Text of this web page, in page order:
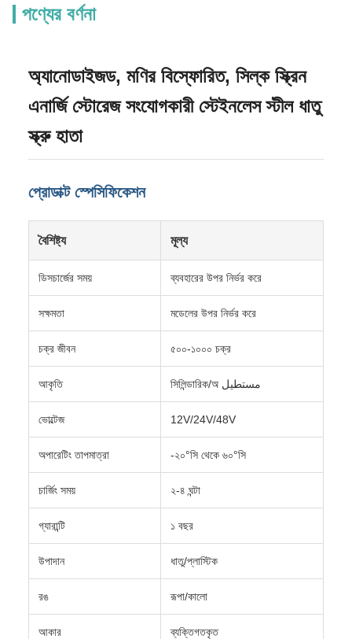
পণ্যের বর্ণনা
অ্যানোডাইজড, মণির বিস্ফোরিত, সিল্ক স্ক্রিন
এনার্জি স্টোরেজ সংযোগকারী স্টেইনলেস স্টীল ধাতু
স্ক্রু হাতা
প্রোডাক্ট স্পেসিফিকেশন
বৈশিষ্ট্য মূল্য
ডিসচার্জের সময় ব্যবহারের উপর নির্ভর করে
সক্ষমতা মডেলের উপর নির্ভর করে
চক্র জীবন ৫০০-১০০০ চক্র
আকৃতি সিলিন্ডারিক/অ مستطیل
ভোল্টেজ 12V/24V/48V
অপারেটিং তাপমাত্রা -২০°সি থেকে ৬০°সি
চার্জিং সময় ২-৪ ঘন্টা
গ্যারান্টি ১ বছর
উপাদান ধাতু/প্লাস্টিক
রঙ রূপা/কালো
আকার ব্যক্তিগতকৃত